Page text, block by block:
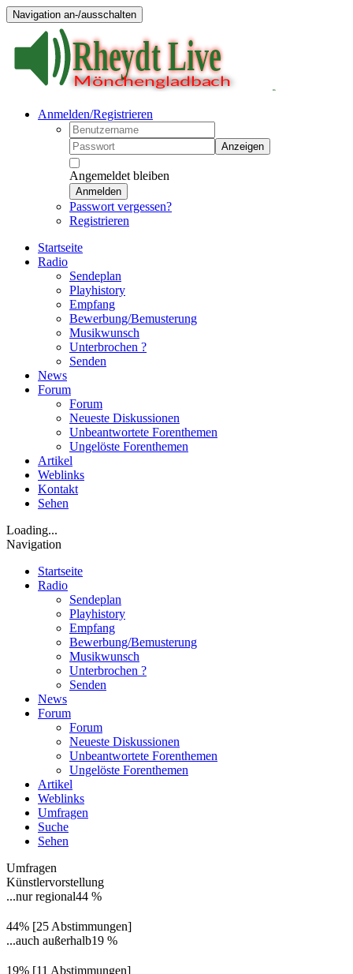
Navigation an-/ausschalten
Anmelden/Registrieren
Anzeigen
Angemeldet bleiben
Anmelden
Passwort vergessen?
Registrieren
Startseite
Radio
Sendeplan
Playhistory
Empfang
Bewerbung/Bemusterung
Musikwunsch
Unterbrochen ?
Senden
News
Forum
Forum
Neueste Diskussionen
Unbeantwortete Forenthemen
Ungelöste Forenthemen
Artikel
Weblinks
Kontakt
Sehen
Loading...
Navigation
Startseite
Radio
Sendeplan
Playhistory
Empfang
Bewerbung/Bemusterung
Musikwunsch
Unterbrochen ?
Senden
News
Forum
Forum
Neueste Diskussionen
Unbeantwortete Forenthemen
Ungelöste Forenthemen
Artikel
Weblinks
Umfragen
Suche
Sehen
Umfragen
Künstlervorstellung
...nur regional44 %
44% [25 Abstimmungen]
...auch außerhalb19 %
19% [11 Abstimmungen]